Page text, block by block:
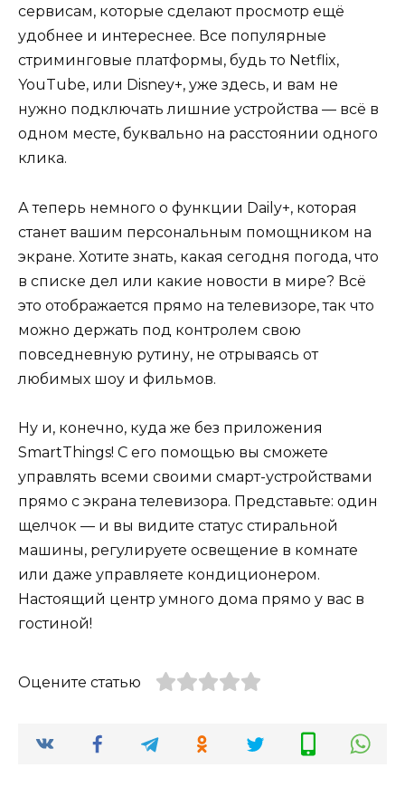
сервисам, которые сделают просмотр ещё
удобнее и интереснее. Все популярные
стриминговые платформы, будь то Netflix,
YouTube, или Disney+, уже здесь, и вам не
нужно подключать лишние устройства — всё в
одном месте, буквально на расстоянии одного
клика.
А теперь немного о функции Daily+, которая
станет вашим персональным помощником на
экране. Хотите знать, какая сегодня погода, что
в списке дел или какие новости в мире? Всё
это отображается прямо на телевизоре, так что
можно держать под контролем свою
повседневную рутину, не отрываясь от
любимых шоу и фильмов.
Ну и, конечно, куда же без приложения
SmartThings! С его помощью вы сможете
управлять всеми своими смарт-устройствами
прямо с экрана телевизора. Представьте: один
щелчок — и вы видите статус стиральной
машины, регулируете освещение в комнате
или даже управляете кондиционером.
Настоящий центр умного дома прямо у вас в
гостиной!
Оцените статью